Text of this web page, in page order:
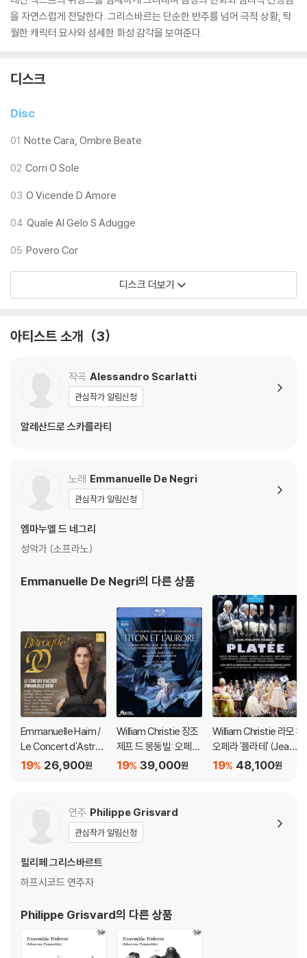
을 자연스럽게 전달한다. 그리스바르는 단순한 반주를 넘어 극적 상황, 탁
월한 캐릭터 묘사와 섬세한 화성 감각을 보여준다.
디스크
Disc
01 Notte Cara, Ombre Beate
02 Corri O Sole
03 O Vicende D Amore
04 Quale Al Gelo S Adugge
05 Povero Cor
디스크 더보기
아티스트 소개 3
작곡 Alessandro Scarlatti
관심작가 알림신청
알레산드로 스카를라티
노래 Emmanuelle De Negri
관심작가 알림신청
엠마누엘 드 네그리
성악가 (소프라노)
Emmanuelle De Negri의 다른 상품
Emmanuelle Haim /
Le Concert d'Astre
e 새로운 바로크 페스
26,900원
19%
William Christie 장조
제프 드 몽동빌: 오페라
'티통과 오로르' (Jean
n et l'Aurore)
39,000원
19%
William Christie 라모:
오페라 '플라테' (Jean
Philippe Rameau: Pl
48,100원
19%
연주 Philippe Grisvard
관심작가 알림신청
필리페 그리스바르트
하프시코드 연주자
Philippe Grisvard의 다른 상품